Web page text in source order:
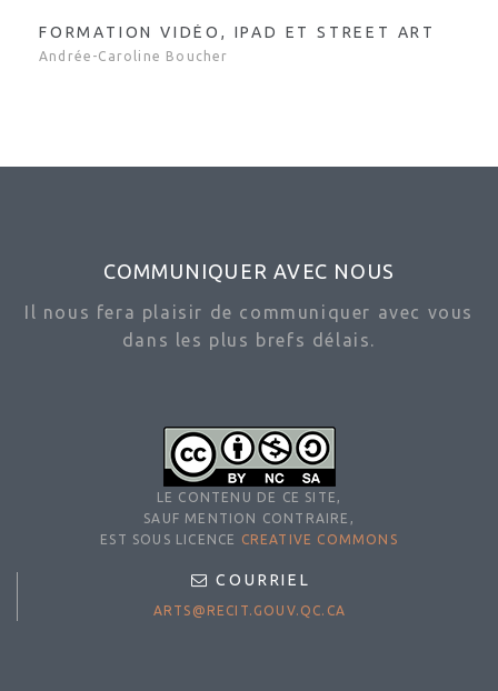
FORMATION VIDÉO, IPAD ET STREET ART
Andrée-Caroline Boucher
COMMUNIQUER AVEC NOUS
Il nous fera plaisir de communiquer avec vous
dans les plus brefs délais.
LE CONTENU DE CE SITE,
SAUF MENTION CONTRAIRE,
EST SOUS LICENCE
CREATIVE COMMONS
COURRIEL
ARTS@RECIT.GOUV.QC.CA